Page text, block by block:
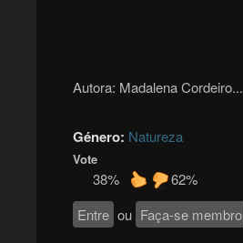
Autora: Madalena Cordeiro...
Género: Natureza
Vote
38%
62%
Entre ou Faça-se membro